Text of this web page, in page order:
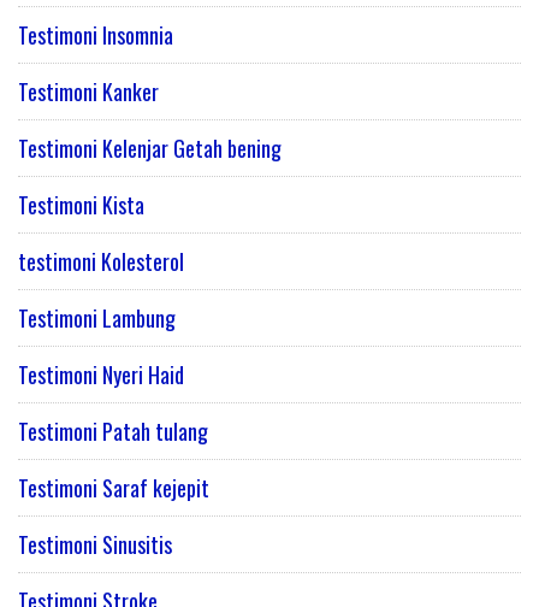
Testimoni Insomnia
Testimoni Kanker
Testimoni Kelenjar Getah bening
Testimoni Kista
testimoni Kolesterol
Testimoni Lambung
Testimoni Nyeri Haid
Testimoni Patah tulang
Testimoni Saraf kejepit
Testimoni Sinusitis